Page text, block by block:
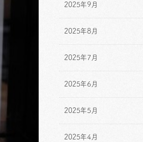
2025年9月
2025年8月
2025年7月
2025年6月
2025年5月
2025年4月